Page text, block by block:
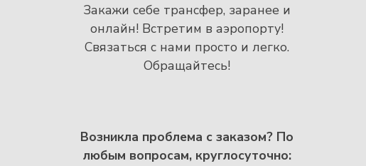
Закажи себе трансфер, заранее и
онлайн! Встретим в аэропорту!
Связаться с нами просто и легко.
Обращайтесь!
Возникла проблема с заказом? По
любым вопросам, круглосуточно: